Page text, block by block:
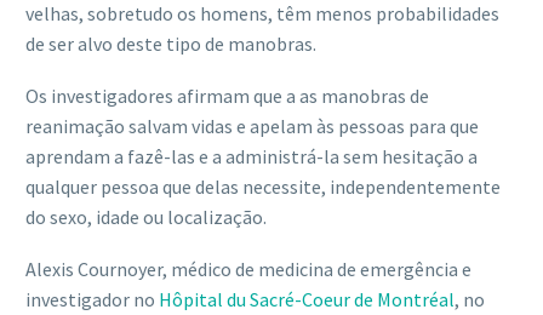
velhas, sobretudo os homens, têm menos probabilidades
de ser alvo deste tipo de manobras.
Os investigadores afirmam que a as manobras de
reanimação salvam vidas e apelam às pessoas para que
aprendam a fazê-las e a administrá-la sem hesitação a
qualquer pessoa que delas necessite, independentemente
do sexo, idade ou localização.
Alexis Cournoyer, médico de medicina de emergência e
investigador no Hôpital du Sacré-Coeur de Montréal, no